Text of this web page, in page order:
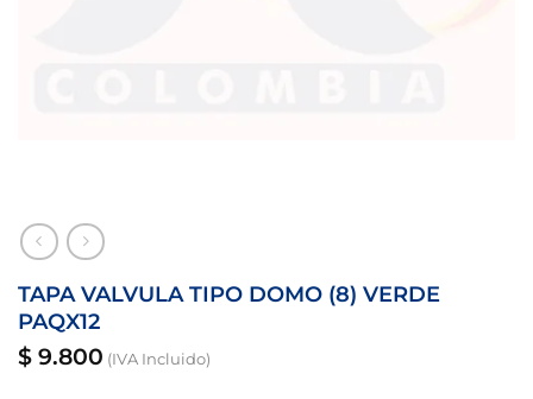
TAPA VALVULA TIPO DOMO (8) VERDE
PAQX12
$ 9.800 (IVA Incluido)